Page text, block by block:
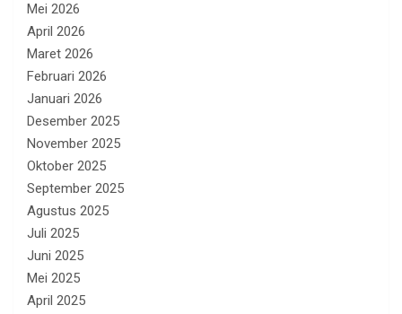
Mei 2026
April 2026
Maret 2026
Februari 2026
Januari 2026
Desember 2025
November 2025
Oktober 2025
September 2025
Agustus 2025
Juli 2025
Juni 2025
Mei 2025
April 2025